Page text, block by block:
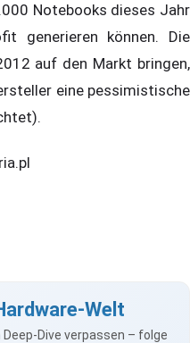
Notebooks dieses Jahr
generieren können. Die
auf den Markt bringen,
eine pessimistische
Welt
Deep-Dive verpassen – folge